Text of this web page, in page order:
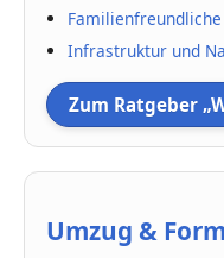
Infrastruktur und
Zum Ratgeber
Umzug &